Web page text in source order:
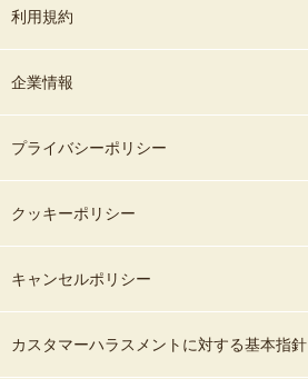
利用規約
企業情報
プライバシーポリシー
クッキーポリシー
キャンセルポリシー
カスタマーハラスメントに対する基本指針